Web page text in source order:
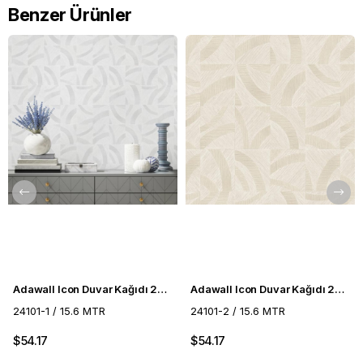
Benzer Ürünler
Adawall Icon Duvar Kağıdı 24101-1
24101-1 / 15.6 MTR
$54.17
Adawall Icon Duvar Kağıdı 24101-2
24101-2 / 15.6 MTR
$54.17